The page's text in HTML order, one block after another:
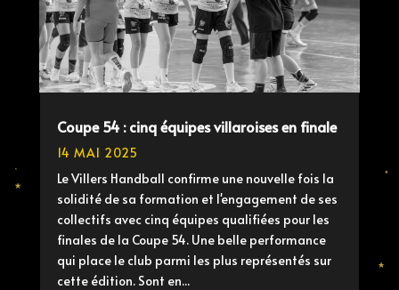
Coupe 54 : cinq équipes villaroises en finale
14 MAI 2025
Le Villers Handball confirme une nouvelle fois la
solidité de sa formation et l'engagement de ses
collectifs avec cinq équipes qualifiées pour les
finales de la Coupe 54. Une belle performance
qui place le club parmi les plus représentés sur
cette édition. Sont en...